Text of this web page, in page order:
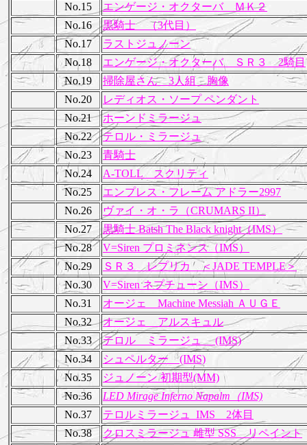
No.15
エンゲージ・オクターバ ＭＫ２
No.16
黒騎士 （3代目）
No.17
ラストジュノーン
No.18
エンゲージ・オクターバ ＳＲ３ 2騎目
No.19
掃除屋さん 3人組 胸像
No.20
レディオス・ソープ ペンダント
No.21
ホーンドミラージュ
No.22
テロル・ミラージュ
No.23
青騎士
No.24
A-TOLL スクリティ
No.25
エンプレス・フレーム アドラー2997
No.26
ヴァイ・オ・ラ（CRUMARS II）
No.27
黒騎士 Batsh The Black knight（IMS）
No.28
V=Siren プロミネンス（IMS）
No.29
ＳＲ３ レプリカ ＜JADE TEMPLE＞
No.30
V=Siren ネプチューン（IMS）
No.31
オージェ Machine Messiah ＡＵＧＥ
No.32
オージェ アルスキュル
No.33
テロル ミラージュ (IMS)
No.34
シュペルター (IMS)
No.35
ジュノーン 初期型(MM)
No.36
LED Mirage Inferno Napalm（IMS)
No.37
テロルミラージュ_IMS 2体目
No.38
クロスミラージュ 雌型 SSS リペイント